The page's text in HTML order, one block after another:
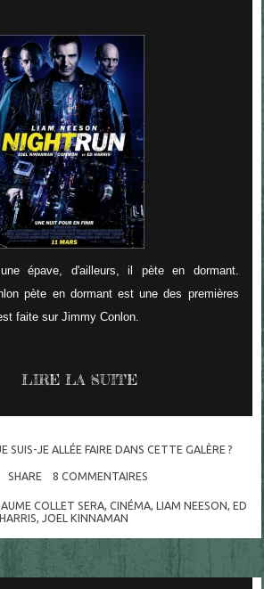
épave, d'ailleurs, il pète en dormant.
pète en dormant est une des premières
faite sur Jimmy Conlon.
LIRE LA SUITE
SUIS-JE ALLÉE FAIRE DANS CETTE GALÈRE ?
SHARE 8 COMMENTAIRES
COLLET SERA ,CINÉMA ,LIAM NEESON ,ED
HARRIS
JOEL KINNAMAN